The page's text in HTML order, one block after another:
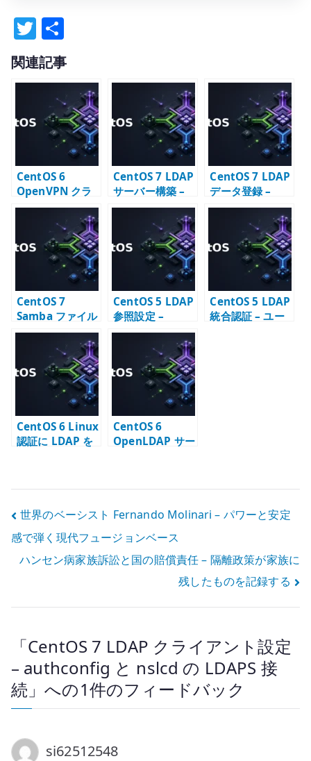
T
w
it
te
r
有
関連記事
CentOS 6
OpenVPN クラ
イアント設定 –
証明書配置と接
CentOS 7 LDAP
サーバー構築 –
OpenLDAP の初
期設定と TLS
CentOS 7 LDAP
データ登録 –
base / group /
user の LDIF 例
CentOS 7
Samba ファイル
サーバー構築 –
LDAP passdb
と共有設定
CentOS 5 LDAP
参照設定 –
setup コマンド
で LDAP クライ
アントを構成す
る
CentOS 5 LDAP
統合認証 – ユー
CentOS 6 Linux
認証に LDAP を
CentOS 6
OpenLDAP サー
投
稿
ナ
ビ
ゲ
ー
シ
ョ
ン
世界のベーシスト Fernando Molinari – パワーと安定
感で弾く現代フュージョンベース
ハンセン病家族訴訟と国の賠償責任 – 隔離政策が家族に
残したものを記録する
「CentOS 7 LDAP クライアント設定
– authconfig と nslcd の LDAPS 接
続 」への1件のフィードバック
si62512548